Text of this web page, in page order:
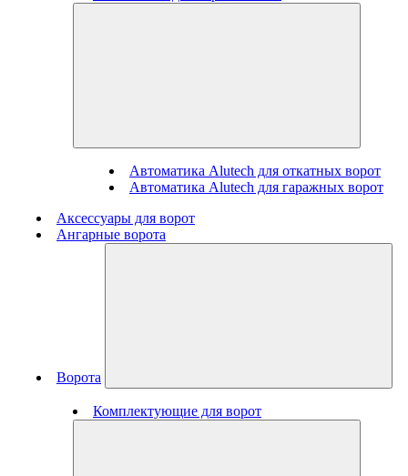
Автоматика Alutech для откатных ворот
Автоматика Alutech для гаражных ворот
Аксессуары для ворот
Ангарные ворота
Ворота
Комплектующие для ворот